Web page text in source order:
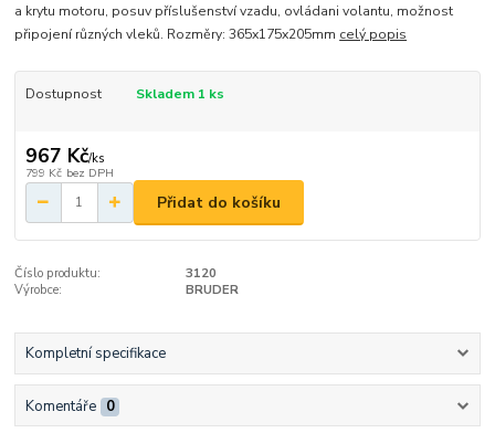
a krytu motoru, posuv příslušenství vzadu, ovládani volantu, možnost
připojení různých vleků. Rozměry: 365x175x205mm celý popis
Dostupnost Skladem 1 ks
967 Kč/ks
799 Kč bez DPH
Přidat do košíku
Číslo produktu:
3120
Výrobce:
BRUDER
Kompletní specifikace
Komentáře 0